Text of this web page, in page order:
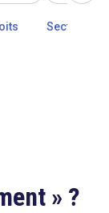
ans
Secteur
» ?